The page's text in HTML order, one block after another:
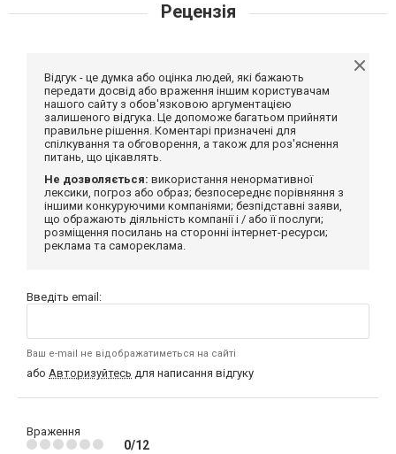
Рецензія
Відгук - це думка або оцінка людей, які бажають
передати досвід або враження іншим користувачам
нашого сайту з обов'язковою аргументацією
залишеного відгука. Це допоможе багатьом прийняти
правильне рішення. Коментарі призначені для
спілкування та обговорення, а також для роз'яснення
питань, що цікавлять.
Не дозволяється: використання ненормативної
лексики, погроз або образ; безпосереднє порівняння з
іншими конкуруючими компаніями; безпідставні заяви,
що ображають діяльність компанії і / або її послуги;
розміщення посилань на сторонні інтернет-ресурси;
реклама та самореклама.
Введіть email:
Ваш e-mail не відображатиметься на сайті
або Авторизуйтесь для написання відгуку
Враження
0/12